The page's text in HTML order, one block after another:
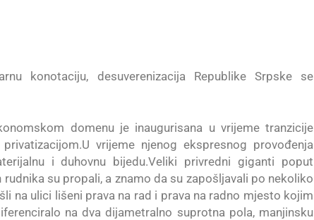
konotaciju, desuverenizacija Republike Srpske se
domenu je inaugurisana u vrijeme tranzicije
vrijeme njenog ekspresnog provođenja
i duhovnu bijedu.Veliki privredni giganti poput
su propali, a znamo da su zapošljavali po nekoliko
na ulici lišeni prava na rad i prava na radno mjesto kojim
na dva dijametralno suprotna pola, manjinsku